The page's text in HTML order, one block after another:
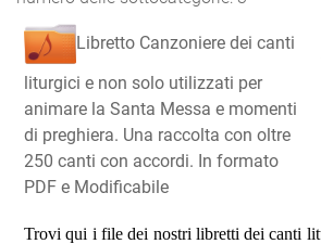
Libretto Canzoniere dei canti
liturgici e non solo utilizzati per
animare la Santa Messa e momenti
di preghiera. Una raccolta con oltre
250 canti con accordi. In formato
PDF e Modificabile
Trovi qui i file dei nostri libretti dei canti